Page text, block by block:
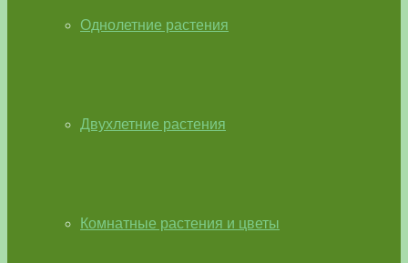
Однолетние растения
Двухлетние растения
Комнатные растения и цветы